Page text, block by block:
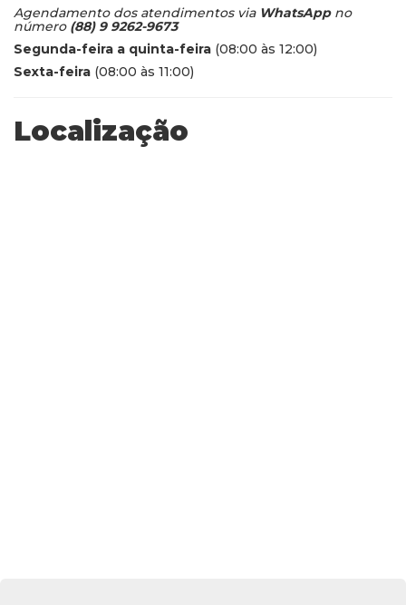
Agendamento dos atendimentos via WhatsAppno
número (88) 9 9262-9673
Segunda-feira a quinta-feira (08:00 às 12:00)
Sexta-feira (08:00 às 11:00)
Localização